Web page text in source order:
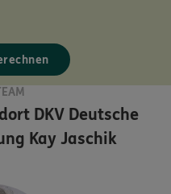
DKV Deutsche
Kay Jaschik